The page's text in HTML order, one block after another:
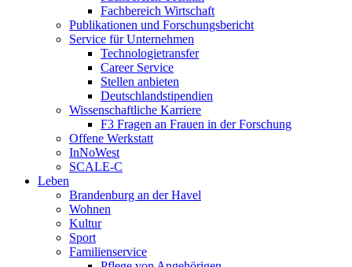
Fachbereich Wirtschaft
Publikationen und Forschungsbericht
Service für Unternehmen
Technologietransfer
Career Service
Stellen anbieten
Deutschlandstipendien
Wissenschaftliche Karriere
F3 Fragen an Frauen in der Forschung
Offene Werkstatt
InNoWest
SCALE-C
Leben
Brandenburg an der Havel
Wohnen
Kultur
Sport
Familienservice